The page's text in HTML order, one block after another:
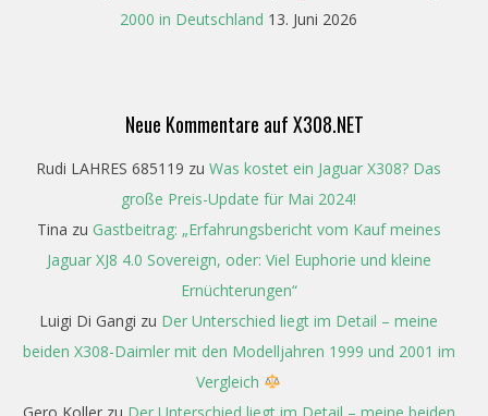
2000 in Deutschland 13. Juni 2026
Neue Kommentare auf X308.NET
Rudi LAHRES 685119 zu Was kostet ein Jaguar X308? Das
große Preis-Update für Mai 2024!
Tina zu Gastbeitrag: „Erfahrungsbericht vom Kauf meines
Jaguar XJ8 4.0 Sovereign, oder: Viel Euphorie und kleine
Ernüchterungen“
Luigi Di Gangi zu Der Unterschied liegt im Detail – meine
beiden X308-Daimler mit den Modelljahren 1999 und 2001 im
Vergleich